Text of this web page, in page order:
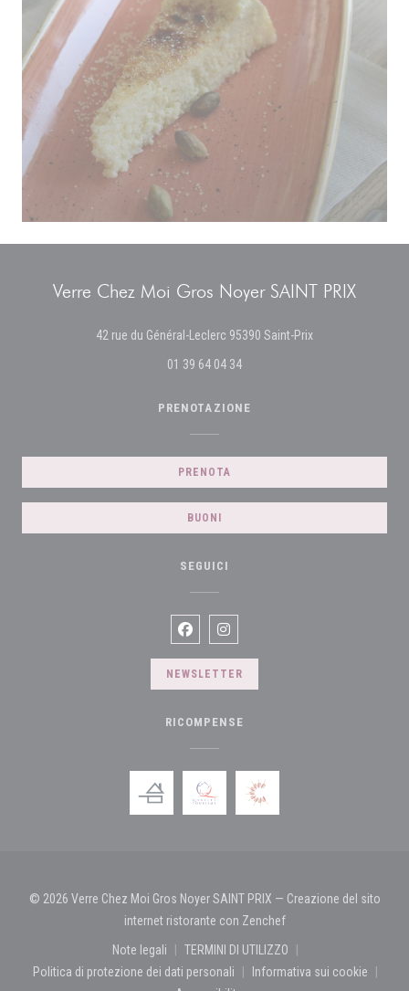
Verre Chez Moi Gros Noyer SAINT PRIX
42 rue du Général-Leclerc 95390 Saint-Prix((apre una nuova
01 39 64 04 34
PRENOTAZIONE
PRENOTA
BUONI
SEGUICI
Facebook ((apre una nuova finestra))
Instagram ((apre una nuova
NEWSLETTER
RICOMPENSE
© 2026 Verre Chez Moi Gros Noyer SAINT PRIX — Creazione del sito
internet ristorante con Zenchef((apre una nuova
Note legali
((apre una nuova finestra))
TERMINI DI UTILIZZO
((apre una nuova finestra))
Politica di protezione dei dati personali
((apre una nuova finestra))
Informativa sui cookie
((apre una nuova